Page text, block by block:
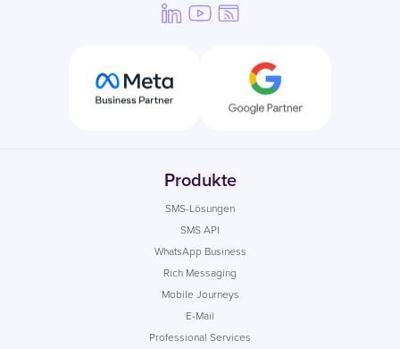
Produkte
SMS-Lösungen
SMS API
WhatsApp Business
Rich Messaging
Mobile Journeys
E-Mail
Professional Services